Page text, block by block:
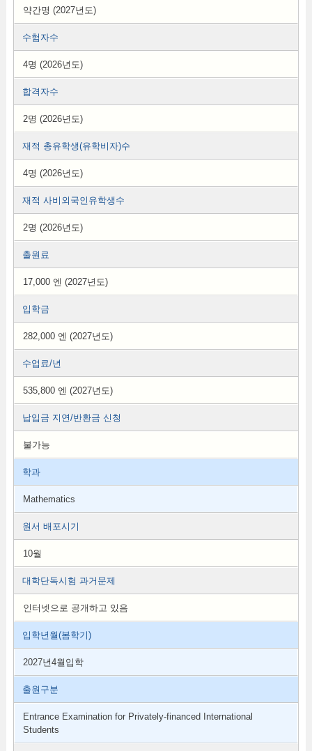
약간명 (2027년도)
수험자수
4명 (2026년도)
합격자수
2명 (2026년도)
재적 총유학생(유학비자)수
4명 (2026년도)
재적 사비외국인유학생수
2명 (2026년도)
출원료
17,000 엔 (2027년도)
입학금
282,000 엔 (2027년도)
수업료/년
535,800 엔 (2027년도)
납입금 지연/반환금 신청
불가능
학과
Mathematics
원서 배포시기
10월
대학단독시험 과거문제
인터넷으로 공개하고 있음
입학년월(봄학기)
2027년4월입학
출원구분
Entrance Examination for Privately-financed International
Students